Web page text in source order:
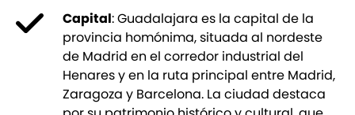
Capital: Guadalajara es la capital de la
provincia homónima, situada al nordeste
de Madrid en el corredor industrial del
Henares y en la ruta principal entre Madrid,
Zaragoza y Barcelona. La ciudad destaca